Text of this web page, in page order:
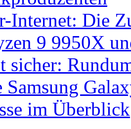
Internet: Die
9 9950X
sicher:
Samsung
im Überblick